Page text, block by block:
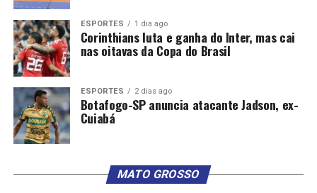
ESPORTES 1 dia ago
Corinthians luta e ganha do Inter, mas cai
nas oitavas da Copa do Brasil
ESPORTES 2 dias ago
Botafogo-SP anuncia atacante Jadson, ex-
Cuiabá
MATO GROSSO